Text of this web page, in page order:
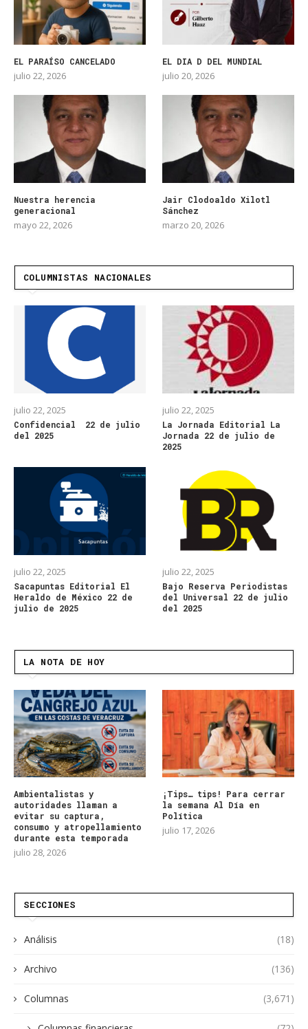
EL PARAÍSO CANCELADO
julio 22, 2026
EL DIA D DEL MUNDIAL
julio 20, 2026
Nuestra herencia
generacional
mayo 22, 2026
Jair Clodoaldo Xilotl
Sánchez
marzo 20, 2026
COLUMNISTAS NACIONALES
julio 22, 2025
Confidencial 22 de julio
del 2025
julio 22, 2025
La Jornada Editorial La
Jornada 22 de julio de
2025
julio 22, 2025
Sacapuntas Editorial El
Heraldo de México 22 de
julio de 2025
julio 22, 2025
Bajo Reserva Periodistas
del Universal 22 de julio
del 2025
LA NOTA DE HOY
Ambientalistas y
autoridades llaman a
evitar su captura,
consumo y atropellamiento
durante esta temporada
julio 28, 2026
¡Tips… tips! Para cerrar
la semana Al Día en
Política
julio 17, 2026
SECCIONES
Análisis (18)
Archivo (136)
Columnas (3,671)